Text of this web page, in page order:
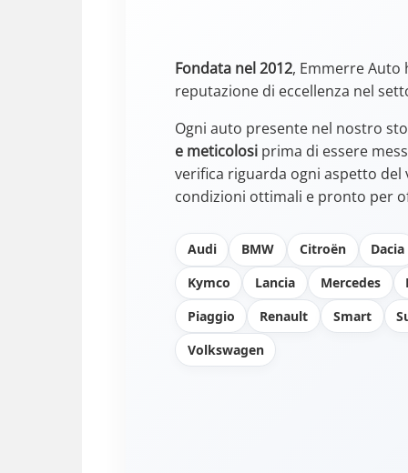
Fondata nel 2012, Emmerre Auto
reputazione di eccellenza nel
Ogni auto presente nel nostro
e meticolosiprima di essere
verifica riguarda ogni aspetto del
condizioni ottimali e pronto per
Audi BMW Citroën Dacia
Kymco
Lancia Mercedes
Piaggio
Renault Smart
Volkswagen